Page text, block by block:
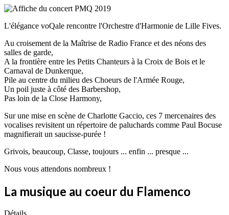
L'élégance voQale rencontre l'Orchestre d'Harmonie de Lille Fives.
Au croisement de la Maîtrise de Radio France et des néons des
salles de garde,
A la frontière entre les Petits Chanteurs à la Croix de Bois et le
Carnaval de Dunkerque,
Pile au centre du milieu des Choeurs de l'Armée Rouge,
Un poil juste à côté des Barbershop,
Pas loin de la Close Harmony,
Sur une mise en scène de Charlotte Gaccio, ces 7 mercenaires des
vocalises revisitent un répertoire de paluchards comme Paul Bocuse
magnifierait un saucisse-purée !
Grivois, beaucoup, Classe, toujours ... enfin ... presque ...
Nous vous attendons nombreux !
La musique au coeur du Flamenco